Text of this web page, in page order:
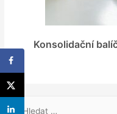
Konsolidační